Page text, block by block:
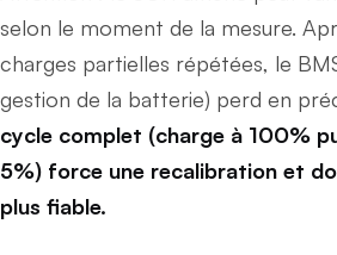
selon le moment de la mesure.
charges partielles répétées, le
gestion de la batterie) perd en
cycle complet (charge à 100%
5%) force une recalibration et
plus fiable.